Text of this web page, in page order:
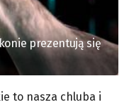
prezentują się
to nasza chluba i